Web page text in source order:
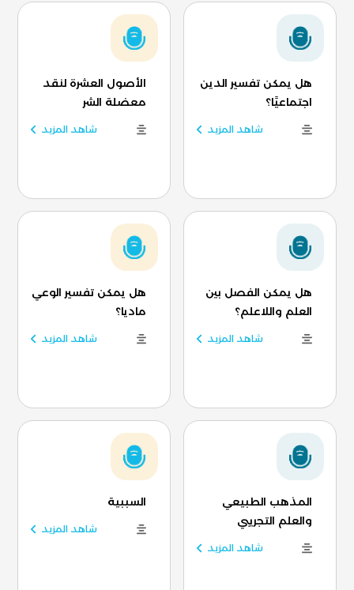
هل يمكن تفسير الدين
اجتماعيًا؟
شاهد المزيد
الأصول العشرة لنقد
معضلة الشر
شاهد المزيد
هل يمكن الفصل بين
العلم واللاعلم؟
شاهد المزيد
هل يمكن تفسير الوعي
ماديا؟
شاهد المزيد
المذهب الطبيعي
والعلم التجريبي
شاهد المزيد
السببية
شاهد المزيد